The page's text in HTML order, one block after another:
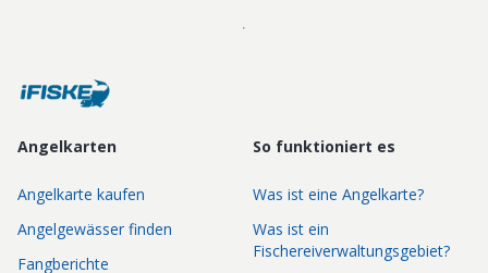
Angelkarten
Angelkarte kaufen
Angelgewässer finden
Fangberichte
So funktioniert es
Was ist eine Angelkarte?
Was ist ein
Fischereiverwaltungsgebiet?